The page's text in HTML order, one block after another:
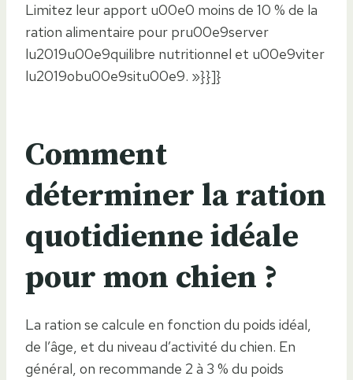
Limitez leur apport u00e0 moins de 10 % de la
ration alimentaire pour pru00e9server
lu2019u00e9quilibre nutritionnel et u00e9viter
lu2019obu00e9situ00e9. »}}]}
Comment
déterminer la ration
quotidienne idéale
pour mon chien ?
La ration se calcule en fonction du poids idéal,
de l’âge, et du niveau d’activité du chien. En
général, on recommande 2 à 3 % du poids